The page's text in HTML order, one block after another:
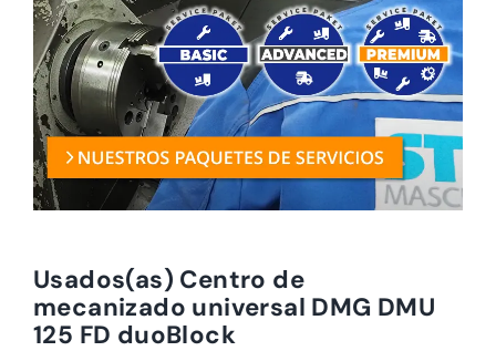
Usados(as) Centro de
mecanizado universal DMG DMU
125 FD duoBlock